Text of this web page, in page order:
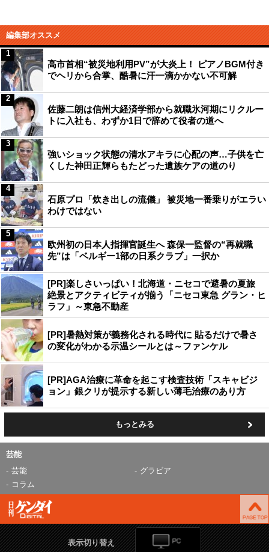
編集部オススメ
高市首相“被災地利用PV”が大炎上！ ピアノBGM付き
でヘリから合掌、酷暑に汗一滴かかない不可解
1
佐藤二朗は信州大経済学部から就職氷河期にリクルー
トに入社も、わずか1日で辞めて役者の道へ
2
強いショック状態の清水アキラに心配の声…子供を亡
くした神田正輝らもたどった遺族ケアの道のり
3
石原プロ「炊き出しの流儀」 被災地一番乗りがエラい
わけではない
4
欧州初の日本人指揮官誕生へ 森保一監督の“再就職
先”は「ベルギー1部の日系クラブ」一択か
5
[PR]楽しさいっぱい！北海道・ニセコで避暑の夏旅
絶景とアクティビティが揃う「ニセコ東急 グラン・ヒ
ラフ」～東急不動産
[PR]暑熱対策が義務化される時代に 貼るだけで暑さ
の変化がわかる示温シールとは～ファンケル
[PR]AGA治療に革命を起こす検査技術「スキャビジ
ョン」銀クリが提示する新しい薄毛治療のあり方
もっとみる
芸能
芸能
グラビア
コラム
表示切り替え